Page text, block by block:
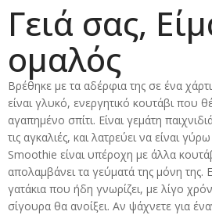
Γειά σας,
ομαλός
Βρέθηκε με τα αδέρφια της σε ένα
είναι γλυκό, ενεργητικό κουτάβι που
αγαπημένο σπίτι. Είναι γεμάτη
τις αγκαλιές, και λατρεύει να είναι
Smoothie είναι υπέροχη με άλλα
απολαμβάνει τα γεύματά της μόνη της.
γατάκια που ήδη γνωρίζει, με λίγο
σίγουρα θα ανοίξει. Αν ψάχνετε για